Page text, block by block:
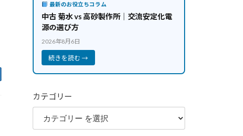
最新のお役立ちコラム
中古 菊水 vs 高砂製作所｜交流安定化電
源の選び方
2026年8月6日
続きを読む →
カテゴリー